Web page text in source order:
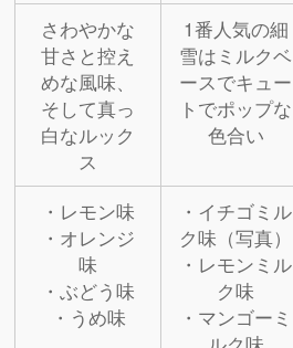
さわやかな
甘さと控え
めな風味、
そして真っ
白なルック
ス
1番人気の細
雪はミルクベ
ースでキュー
トでポップな
色合い
・レモン味
・オレンジ
味
・ぶどう味
・うめ味
・イチゴミル
ク味（写真）
・レモンミル
ク味
・マンゴーミ